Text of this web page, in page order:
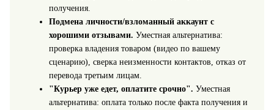
получения.
Подмена личности/взломанный аккаунт с
хорошими отзывами. Уместная альтернатива:
проверка владения товаром (видео по вашему
сценарию), сверка неизменности контактов, отказ от
перевода третьим лицам.
"Курьер уже едет, оплатите срочно". Уместная
альтернатива: оплата только после факта получения и